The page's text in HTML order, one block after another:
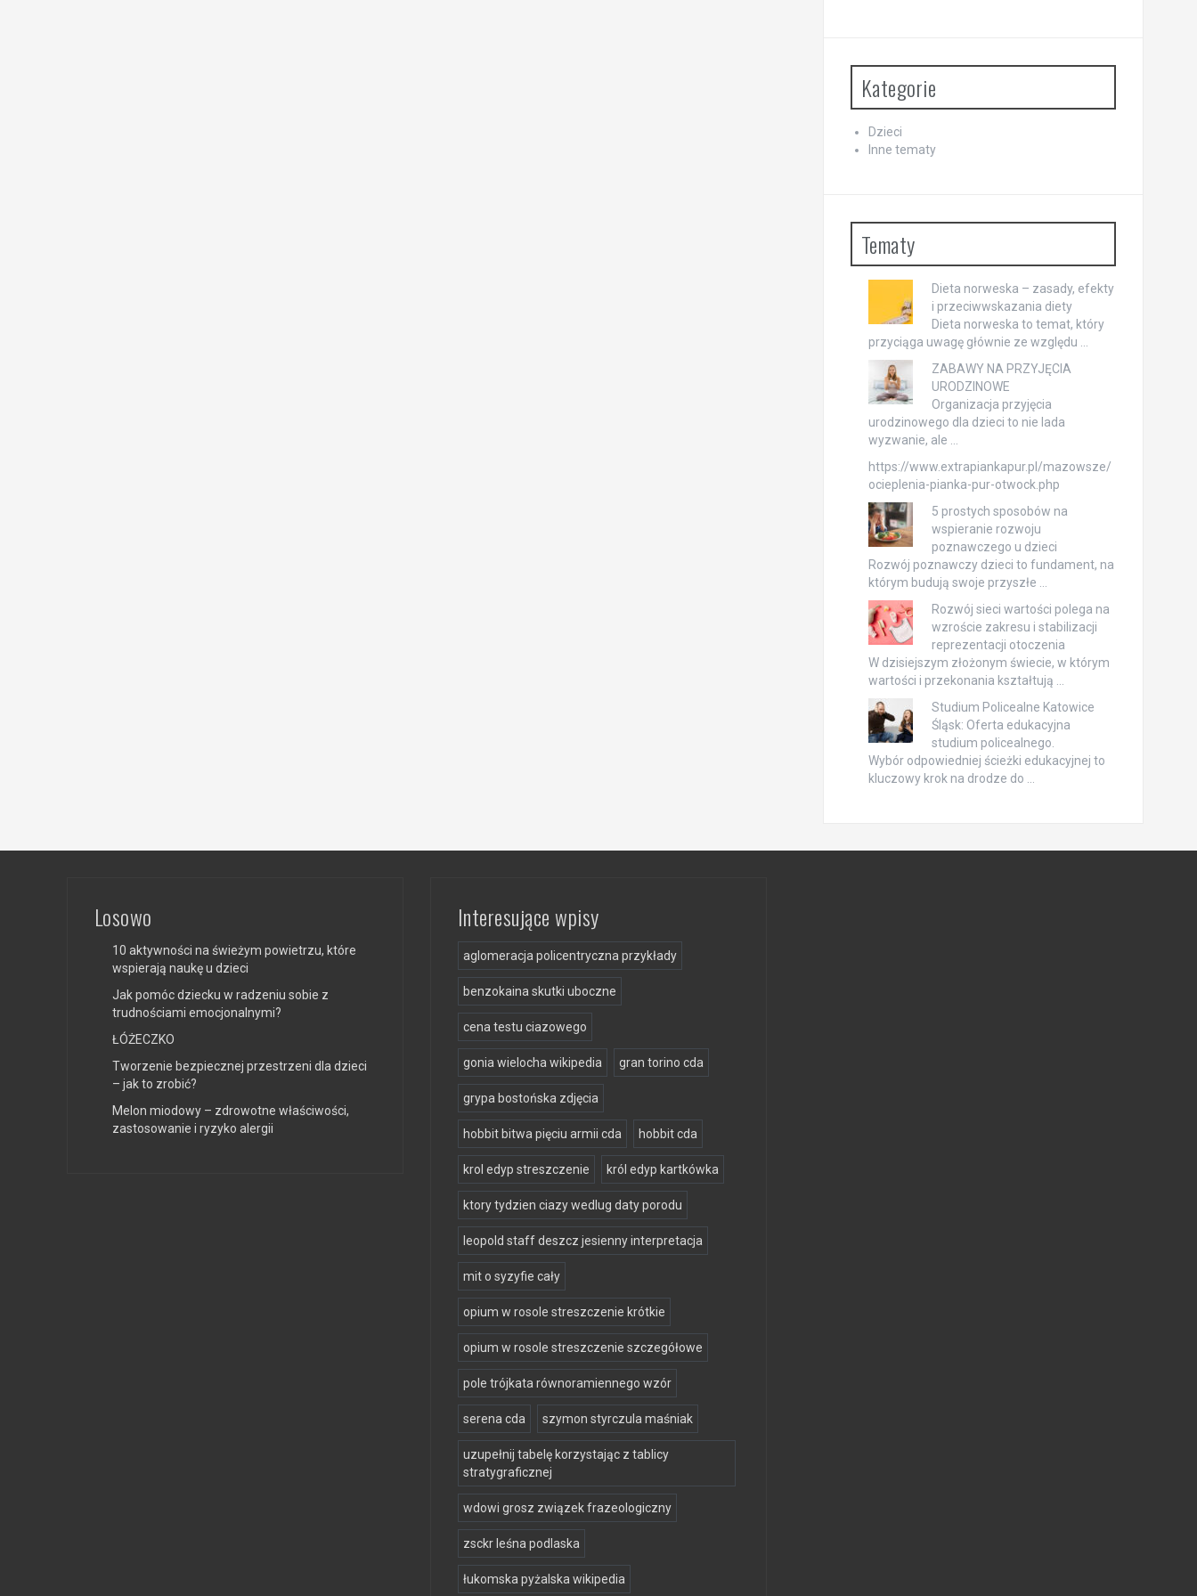
Kategorie
Dzieci
Inne tematy
Tematy
Dieta norweska – zasady, efekty
i przeciwwskazania diety
Dieta norweska to temat, który
przyciąga uwagę głównie ze względu …
ZABAWY NA PRZYJĘCIA
URODZINOWE
Organizacja przyjęcia
urodzinowego dla dzieci to nie lada
wyzwanie, ale …
https://www.extrapiankapur.pl/mazowsze/
ocieplenia-pianka-pur-otwock.php
5 prostych sposobów na
wspieranie rozwoju
poznawczego u dzieci
Rozwój poznawczy dzieci to fundament, na
którym budują swoje przyszłe …
Rozwój sieci wartości polega na
wzroście zakresu i stabilizacji
reprezentacji otoczenia
W dzisiejszym złożonym świecie, w którym
wartości i przekonania kształtują …
Studium Policealne Katowice
Śląsk: Oferta edukacyjna
studium policealnego.
Wybór odpowiedniej ścieżki edukacyjnej to
kluczowy krok na drodze do …
Losowo
10 aktywności na świeżym powietrzu, które
wspierają naukę u dzieci
Jak pomóc dziecku w radzeniu sobie z
trudnościami emocjonalnymi?
ŁÓŻECZKO
Tworzenie bezpiecznej przestrzeni dla dzieci
– jak to zrobić?
Melon miodowy – zdrowotne właściwości,
zastosowanie i ryzyko alergii
Interesujące wpisy
aglomeracja policentryczna przykłady
benzokaina skutki uboczne
cena testu ciazowego
gonia wielocha wikipedia gran torino cda
grypa bostońska zdjęcia
hobbit bitwa pięciu armii cda hobbit cda
krol edyp streszczenie król edyp kartkówka
ktory tydzien ciazy wedlug daty porodu
leopold staff deszcz jesienny interpretacja
mit o syzyfie cały
opium w rosole streszczenie krótkie
opium w rosole streszczenie szczegółowe
pole trójkata równoramiennego wzór
serena cda szymon styrczula maśniak
uzupełnij tabelę korzystając z tablicy
stratygraficznej
wdowi grosz związek frazeologiczny
zsckr leśna podlaska
łukomska pyżalska wikipedia